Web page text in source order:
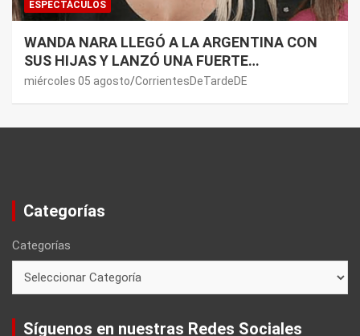
ESPECTÁCULOS
WANDA NARA LLEGÓ A LA ARGENTINA CON
SUS HIJAS Y LANZÓ UNA FUERTE
PREMONICIÓN SOBRE MAURO ICARDI
miércoles 05 agosto CorrientesDeTardeDE
Categorías
Categorías
Síguenos en nuestras Redes Sociales